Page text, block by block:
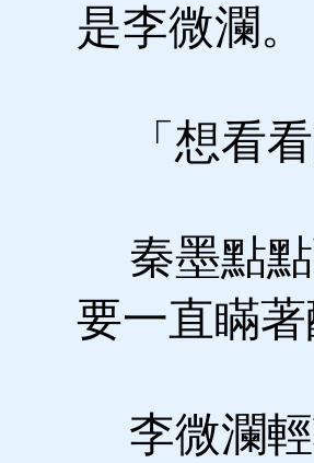
是李微瀾。
「想看看
秦墨點點
要一直瞞
李微瀾輕